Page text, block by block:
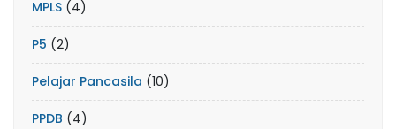
MPLS (4)
P5 (2)
Pelajar Pancasila (10)
PPDB (4)